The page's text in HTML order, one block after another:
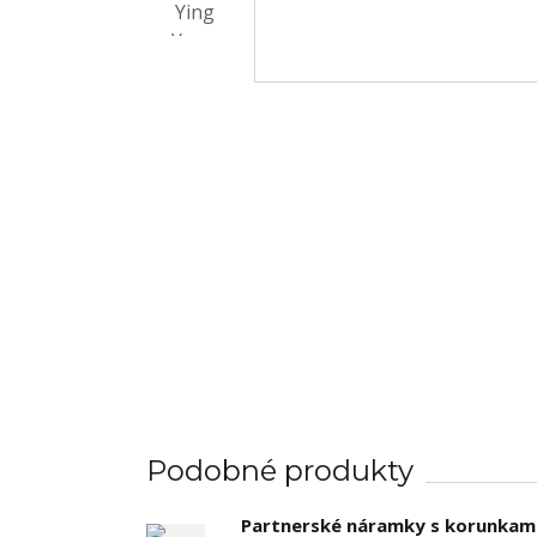
Podobné produkty
Partnerské náramky s